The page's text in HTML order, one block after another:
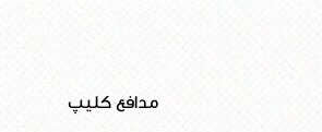
مدافع کلیپ